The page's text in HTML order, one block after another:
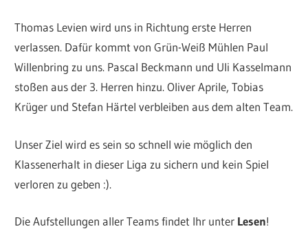
Thomas Levien wird uns in Richtung erste Herren
verlassen. Dafür kommt von Grün-Weiß Mühlen Paul
Willenbring zu uns. Pascal Beckmann und Uli Kasselmann
stoßen aus der 3. Herren hinzu. Oliver Aprile, Tobias
Krüger und Stefan Härtel verbleiben aus dem alten Team.
Unser Ziel wird es sein so schnell wie möglich den
Klassenerhalt in dieser Liga zu sichern und kein Spiel
verloren zu geben :).
Die Aufstellungen aller Teams findet Ihr unter Lesen!